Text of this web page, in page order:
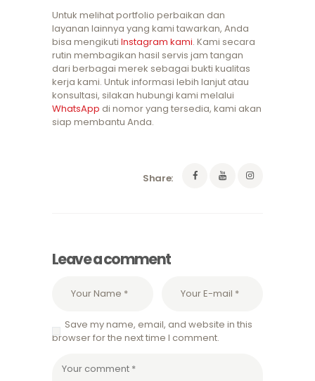
Untuk melihat portfolio perbaikan dan
layanan lainnya yang kami tawarkan, Anda
bisa mengikuti Instagram kami. Kami secara
rutin membagikan hasil servis jam tangan
dari berbagai merek sebagai bukti kualitas
kerja kami. Untuk informasi lebih lanjut atau
konsultasi, silakan hubungi kami melalui
WhatsApp di nomor yang tersedia, kami akan
siap membantu Anda.
Share:
Leave a comment
Save my name, email, and website in this
browser for the next time I comment.